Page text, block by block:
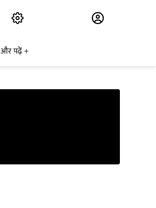
और पढ़ें